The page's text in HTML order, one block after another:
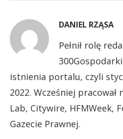
DANIEL RZĄSA
Pełnił rolę
istnienia portalu, czyli
2022. Wcześniej pracował
Lab, Citywire, HFMWeek,
Gazecie Prawnej.